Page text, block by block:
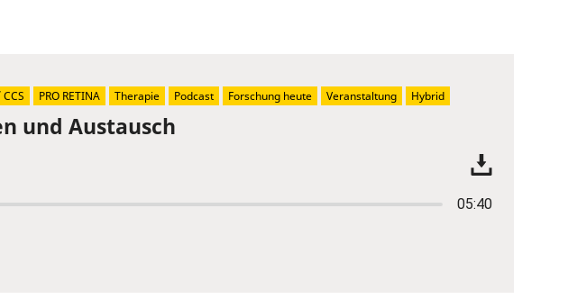
und Austausch
05:40
CCS PRO RETINA Therapie Podcast Forschung heute Veranstaltung Hybrid